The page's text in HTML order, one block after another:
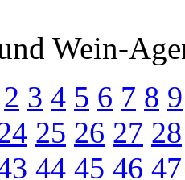
Wein-
2 3 4 5 6 7 8 9
25 26 27 28
44 45 46 47